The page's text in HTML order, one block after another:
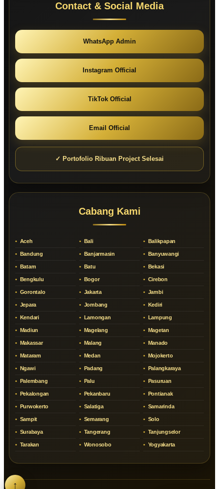
Contact & Social Media
WhatsApp Admin
Instagram Official
TikTok Official
Email Official
✓ Portofolio Ribuan Project Selesai
Cabang Kami
Aceh Bali Balikpapan
Bandung Banjarmasin Banyuwangi
Batam Batu Bekasi
Bengkulu Bogor Cirebon
Gorontalo Jakarta Jambi
Jepara Jombang Kediri
Kendari Lamongan Lampung
Madiun Magelang Magetan
Makassar Malang Manado
Mataram Medan Mojokerto
Ngawi Padang Palangkaraya
Palembang Palu Pasuruan
Pekalongan Pekanbaru Pontianak
Purwokerto Salatiga Samarinda
Sampit Semarang Solo
Surabaya Tangerang Tanjungselor
Tarakan Wonosobo Yogyakarta
↑